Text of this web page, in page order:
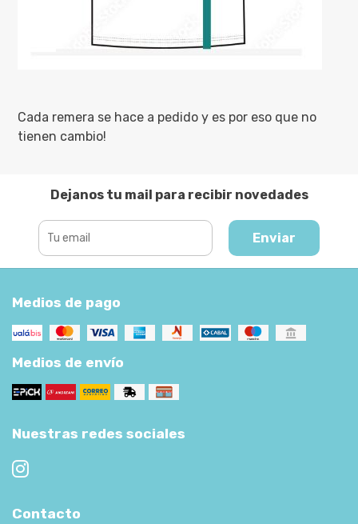
Cada remera se hace a pedido y es por eso que no
tienen cambio!
Dejanos tu mail para recibir novedades
Enviar
Medios de pago
Medios de envío
Nuestras redes sociales
Contacto